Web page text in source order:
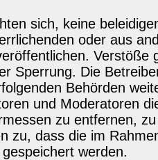
sich, keine
oder aus
Verstöße
Sperrung. Die
Behörden
und Moderatoren
zu entfernen,
zu, dass die im
werden.